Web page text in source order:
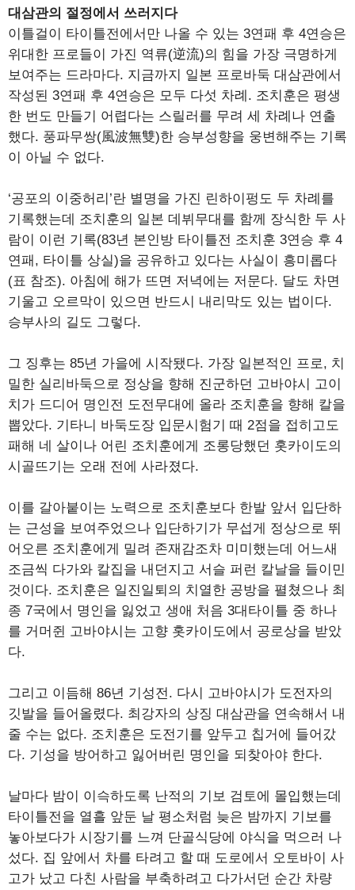
대삼관의 절정에서 쓰러지다
이틀걸이 타이틀전에서만 나올 수 있는 3연패 후 4연승은
위대한 프로들이 가진 역류(逆流)의 힘을 가장 극명하게
보여주는 드라마다. 지금까지 일본 프로바둑 대삼관에서
작성된 3연패 후 4연승은 모두 다섯 차례. 조치훈은 평생
한 번도 만들기 어렵다는 스릴러를 무려 세 차례나 연출
했다. 풍파무쌍(風波無雙)한 승부성향을 웅변해주는 기록
이 아닐 수 없다.
‘공포의 이중허리’란 별명을 가진 린하이펑도 두 차례를
기록했는데 조치훈의 일본 데뷔무대를 함께 장식한 두 사
람이 이런 기록(83년 본인방 타이틀전 조치훈 3연승 후 4
연패, 타이틀 상실)을 공유하고 있다는 사실이 흥미롭다
(표 참조). 아침에 해가 뜨면 저녁에는 저문다. 달도 차면
기울고 오르막이 있으면 반드시 내리막도 있는 법이다.
승부사의 길도 그렇다.
그 징후는 85년 가을에 시작됐다. 가장 일본적인 프로, 치
밀한 실리바둑으로 정상을 향해 진군하던 고바야시 고이
치가 드디어 명인전 도전무대에 올라 조치훈을 향해 칼을
뽑았다. 기타니 바둑도장 입문시험기 때 2점을 접히고도
패해 네 살이나 어린 조치훈에게 조롱당했던 홋카이도의
시골뜨기는 오래 전에 사라졌다.
이를 갈아붙이는 노력으로 조치훈보다 한발 앞서 입단하
는 근성을 보여주었으나 입단하기가 무섭게 정상으로 뛰
어오른 조치훈에게 밀려 존재감조차 미미했는데 어느새
조금씩 다가와 칼집을 내던지고 서슬 퍼런 칼날을 들이민
것이다. 조치훈은 일진일퇴의 치열한 공방을 펼쳤으나 최
종 7국에서 명인을 잃었고 생애 처음 3대타이틀 중 하나
를 거머쥔 고바야시는 고향 홋카이도에서 공로상을 받았
다.
그리고 이듬해 86년 기성전. 다시 고바야시가 도전자의
깃발을 들어올렸다. 최강자의 상징 대삼관을 연속해서 내
줄 수는 없다. 조치훈은 도전기를 앞두고 칩거에 들어갔
다. 기성을 방어하고 잃어버린 명인을 되찾아야 한다.
날마다 밤이 이슥하도록 난적의 기보 검토에 몰입했는데
타이틀전을 열흘 앞둔 날 평소처럼 늦은 밤까지 기보를
놓아보다가 시장기를 느껴 단골식당에 야식을 먹으러 나
섰다. 집 앞에서 차를 타려고 할 때 도로에서 오토바이 사
고가 났고 다친 사람을 부축하려고 다가서던 순간 차량